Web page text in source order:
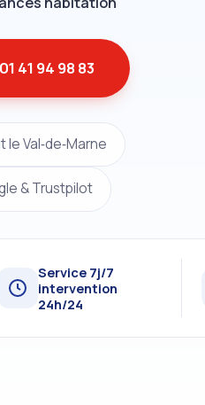
01 41 94 98 83
Val‑de‑Marne
& Trustpilot
Service 7j/7
intervention
24h/24